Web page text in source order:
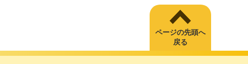
ページの先頭へ
戻る